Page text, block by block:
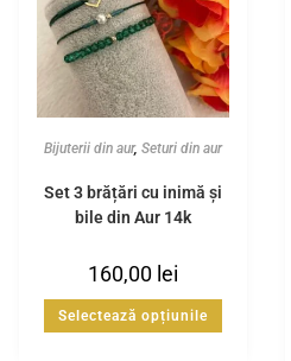
Bijuterii din aur, Seturi din aur
Set 3 brățări cu inimă și
bile din Aur 14k
160,00 lei
Selectează opțiunile